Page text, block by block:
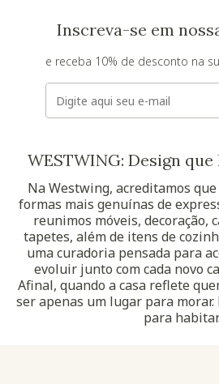
Inscreva-se em
e receba 10% de desconto na
E-mail
WESTWING: Design
Na Westwing, acreditamos
formas mais genuínas de
reunimos móveis, decoração,
tapetes, além de itens de
uma curadoria pensada para
evoluir junto com cada novo
Afinal, quando a casa reflete
ser apenas um lugar para
para